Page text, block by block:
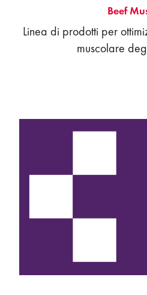
Beef
Linea di prodotti per
muscolare